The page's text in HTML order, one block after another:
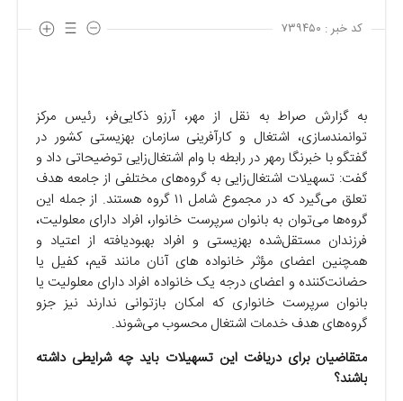
کد خبر : ۷۳۹۴۵۰
به گزارش صراط به نقل از مهر، آرزو ذکایی‌فر، رئیس مرکز
توانمندسازی، اشتغال و کارآفرینی سازمان بهزیستی کشور در
گفتگو با خبرنگا رمهر در رابطه با وام اشتغال‌زایی توضیحاتی داد و
گفت: تسهیلات اشتغال‌زایی به گروه‌های مختلفی از جامعه هدف
تعلق می‌گیرد که در مجموع شامل ۱۱ گروه هستند. از جمله این
گروه‌ها می‌توان به بانوان سرپرست خانوار، افراد دارای معلولیت،
فرزندان مستقل‌شده بهزیستی و افراد بهبودیافته از اعتیاد و
همچنین اعضای مؤثر خانواده های آنان مانند قیم، کفیل یا
حضانت‌کننده و اعضای درجه یک خانواده افراد دارای معلولیت یا
بانوان سرپرست خانواری که امکان بازتوانی ندارند نیز جزو
گروه‌های هدف خدمات اشتغال محسوب می‌شوند.
متقاضیان برای دریافت این تسهیلات باید چه شرایطی داشته
باشند؟